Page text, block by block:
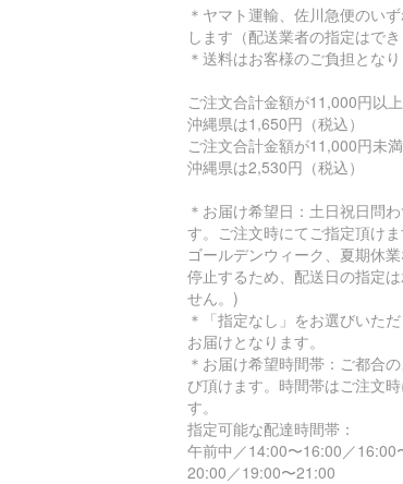
＊ヤマト運輸、佐川急便のい
します（配送業者の指定はでき
＊送料はお客様のご負担となり
ご注文合計金額が11,000円以
沖縄県は1,650円（税込）
ご注文合計金額が11,000円未
沖縄県は2,530円（税込）
＊お届け希望日：土日祝日問
す。ご注文時にてご指定頂けま
ゴールデンウィーク、夏期休
停止するため、配送日の指定
せん。)
＊「指定なし」をお選びいた
お届けとなります。
＊お届け希望時間帯：ご都合
び頂けます。時間帯はご注文
す。
指定可能な配達時間帯：
午前中／14:00〜16:00／16:00
20:00／19:00〜21:00